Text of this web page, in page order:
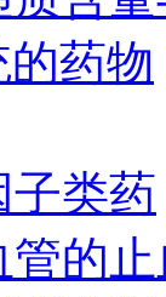
药物
子类药
的